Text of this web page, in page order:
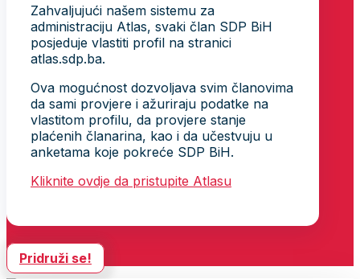
Zahvaljujući našem sistemu za
administraciju Atlas, svaki član SDP BiH
posjeduje vlastiti profil na stranici
atlas.sdp.ba.
Ova mogućnost dozvoljava svim članovima
da sami provjere i ažuriraju podatke na
vlastitom profilu, da provjere stanje
plaćenih članarina, kao i da učestvuju u
anketama koje pokreće SDP BiH.
Kliknite ovdje da pristupite Atlasu
Pridruži se!